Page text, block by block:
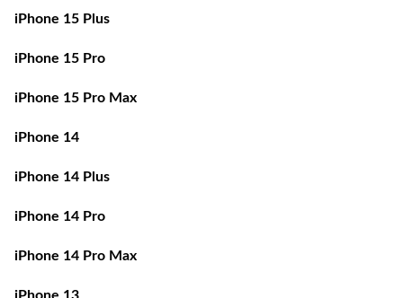
iPhone 15 Plus
iPhone 15 Pro
iPhone 15 Pro Max
iPhone 14
iPhone 14 Plus
iPhone 14 Pro
iPhone 14 Pro Max
iPhone 13